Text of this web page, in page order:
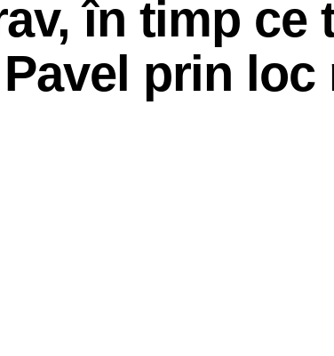
în timp ce
prin loc